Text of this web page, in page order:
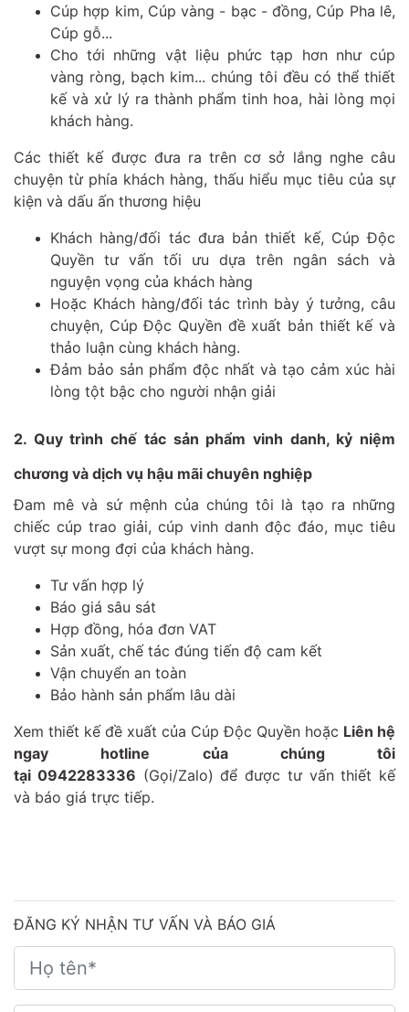
Cúp hợp kim, Cúp vàng - bạc - đồng, Cúp Pha lê,
Cúp gỗ...
Cho tới những vật liệu phức tạp hơn như cúp
vàng ròng, bạch kim... chúng tôi đều có thể thiết
kế và xử lý ra thành phẩm tinh hoa, hài lòng mọi
khách hàng.
Các thiết kế được đưa ra trên cơ sở lắng nghe câu
chuyện từ phía khách hàng, thấu hiểu mục tiêu của sự
kiện và dấu ấn thương hiệu
Khách hàng/đối tác đưa bản thiết kế, Cúp Độc
Quyền tư vấn tối ưu dựa trên ngân sách và
nguyện vọng của khách hàng
Hoặc Khách hàng/đối tác trình bày ý tưởng, câu
chuyện, Cúp Độc Quyền đề xuất bản thiết kế và
thảo luận cùng khách hàng.
Đảm bảo sản phẩm độc nhất và tạo cảm xúc hài
lòng tột bậc cho người nhận giải
2. Quy trình chế tác sản phẩm vinh danh, kỷ niệm
chương và dịch vụ hậu mãi chuyên nghiệp
Đam mê và sứ mệnh của chúng tôi là tạo ra những
chiếc cúp trao giải, cúp vinh danh độc đáo, mục tiêu
vượt sự mong đợi của khách hàng.
Tư vấn hợp lý
Báo giá sâu sát
Hợp đồng, hóa đơn VAT
Sản xuất, chế tác đúng tiến độ cam kết
Vận chuyển an toàn
Bảo hành sản phẩm lâu dài
Xem thiết kế đề xuất của Cúp Độc Quyền hoặc Liên hệ
ngay hotline của chúng tôi
tại 0942283336 (Gọi/Zalo) để được tư vấn thiết kế
và báo giá trực tiếp.
ĐĂNG KÝ NHẬN TƯ VẤN VÀ BÁO GIÁ